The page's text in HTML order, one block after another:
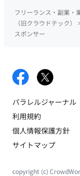
フリーランス・副業・
（旧クラウドテック）
スポンサー
パラレルジャーナル
利用規約
個人情報保護方針
サイトマップ
copyright (c)